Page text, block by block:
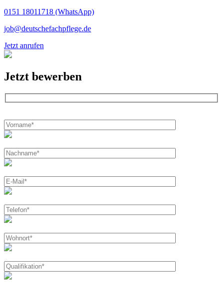
0151 18011718 (WhatsApp)
job@deutschefachpflege.de
Jetzt anrufen
Jetzt bewerben
lasse
dieses
leer.